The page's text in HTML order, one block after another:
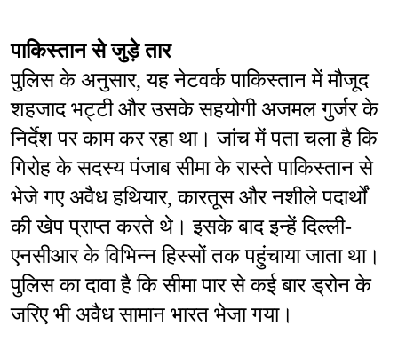
पाकिस्तान से जुड़े तार
पुलिस के अनुसार, यह नेटवर्क पाकिस्तान में मौजूद
शहजाद भट्टी और उसके सहयोगी अजमल गुर्जर के
निर्देश पर काम कर रहा था। जांच में पता चला है कि
गिरोह के सदस्य पंजाब सीमा के रास्ते पाकिस्तान से
भेजे गए अवैध हथियार, कारतूस और नशीले पदार्थों
की खेप प्राप्त करते थे। इसके बाद इन्हें दिल्ली-
एनसीआर के विभिन्न हिस्सों तक पहुंचाया जाता था।
पुलिस का दावा है कि सीमा पार से कई बार ड्रोन के
जरिए भी अवैध सामान भारत भेजा गया।